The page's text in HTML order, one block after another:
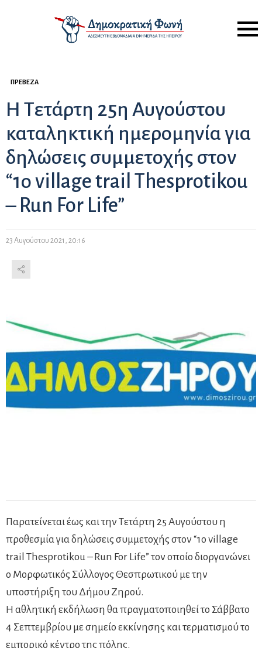
Menu
ΠΡΈΒΕΖΑ
Η Τετάρτη 25η Αυγούστου
καταληκτική ημερομηνία για
δηλώσεις συμμετοχής στον
“1ο village trail Thesprotikou
– Run For Life”
23 Αυγούστου 2021, 20:16
Παρατείνεται έως και την Τετάρτη 25 Αυγούστου η
προθεσμία για δηλώσεις συμμετοχής στον “1ο village
trail Thesprotikou – Run For Life” τον οποίο διοργανώνει
ο Μορφωτικός Σύλλογος Θεσπρωτικού με την
υποστήριξη του Δήμου Ζηρού.
Η αθλητική εκδήλωση θα πραγματοποιηθεί το Σάββατο
4 Σεπτεμβρίου με σημείο εκκίνησης και τερματισμού το
εμπορικό κέντρο της πόλης.